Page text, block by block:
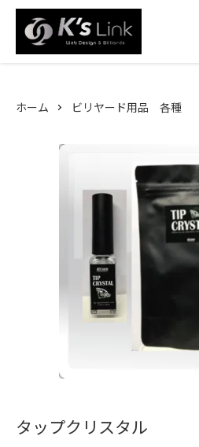
ホーム ビリヤード用品 各種
タップクリスタル